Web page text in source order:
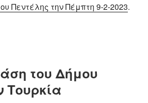
Πεντέλης την Πέμπτη 9-2-2023.
του Δήμου
Τουρκία